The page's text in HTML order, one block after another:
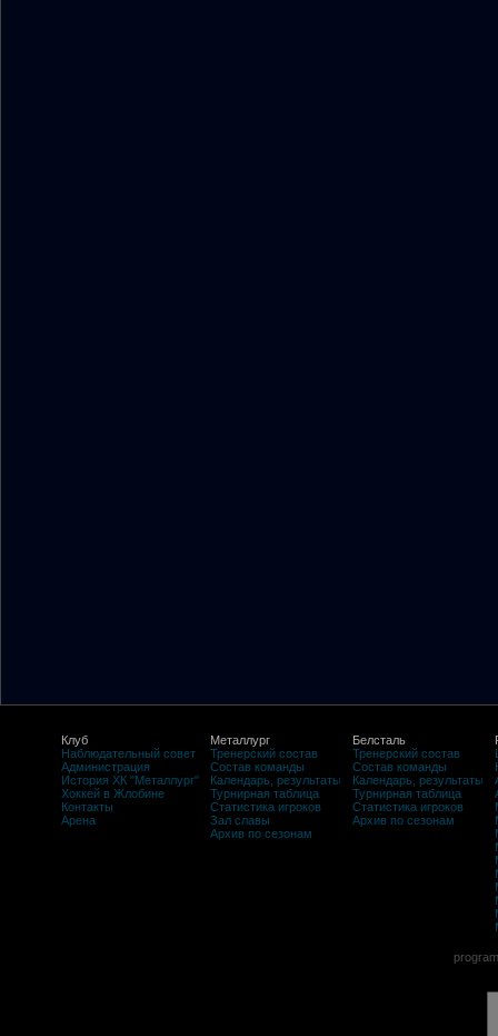
Клуб
Наблюдательный совет
Администрация
История ХК "Металлург"
Хоккей в Жлобине
Контакты
Арена
Металлург
Тренерский состав
Состав команды
Календарь, результаты
Турнирная таблица
Статистика игроков
Зал славы
Архив по сезонам
Белсталь
Тренерский состав
Состав команды
Календарь, результаты
Турнирная таблица
Статистика игроков
Архив по сезонам